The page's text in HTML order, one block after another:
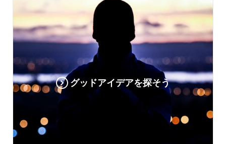
グッドアイデアを探そう